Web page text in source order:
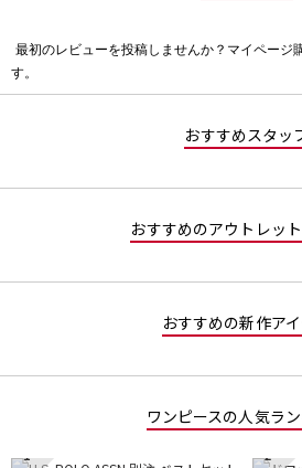
価
最初のレビューを投稿しませんか？マイページ
す。
おすすめスタッ
おすすめのアウトレッ
おすすめの新作ア
ワンピースの人気ラ
1 2